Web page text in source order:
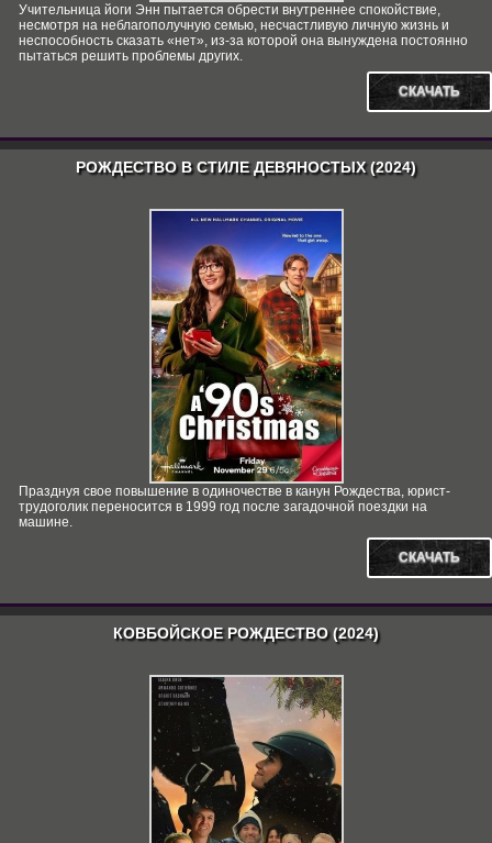
Учительница йоги Энн пытается обрести внутреннее спокойствие,
несмотря на неблагополучную семью, несчастливую личную жизнь и
неспособность сказать «нет», из-за которой она вынуждена постоянно
пытаться решить проблемы других.
СКАЧАТЬ
РОЖДЕСТВО В СТИЛЕ ДЕВЯНОСТЫХ (2024)
Празднуя свое повышение в одиночестве в канун Рождества, юрист-
трудоголик переносится в 1999 год после загадочной поездки на
машине.
СКАЧАТЬ
КОВБОЙСКОЕ РОЖДЕСТВО (2024)